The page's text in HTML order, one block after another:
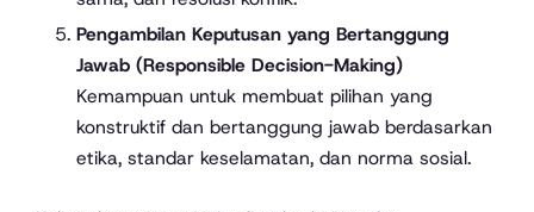
Pengambilan Keputusan yang Bertanggung
Jawab (Responsible Decision-Making)
Kemampuan untuk membuat pilihan yang
konstruktif dan bertanggung jawab berdasarkan
etika, standar keselamatan, dan norma sosial.